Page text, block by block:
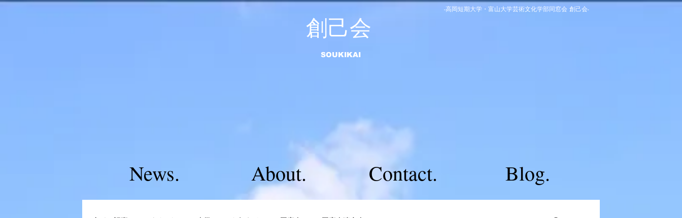
​創己会
-高岡短期大学・富山大学芸術文化学部同窓会 創己会-
​SOUKIKAI
News. About. Contact. Blog.